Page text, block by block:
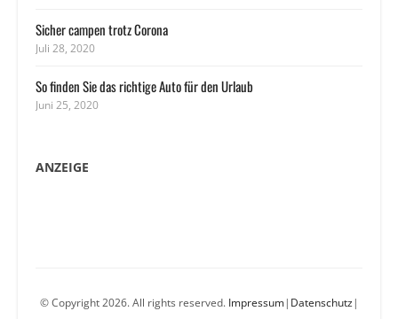
Sicher campen trotz Corona
Juli 28, 2020
So finden Sie das richtige Auto für den Urlaub
Juni 25, 2020
ANZEIGE
© Copyright 2026. All rights reserved. Impressum| Datenschutz|